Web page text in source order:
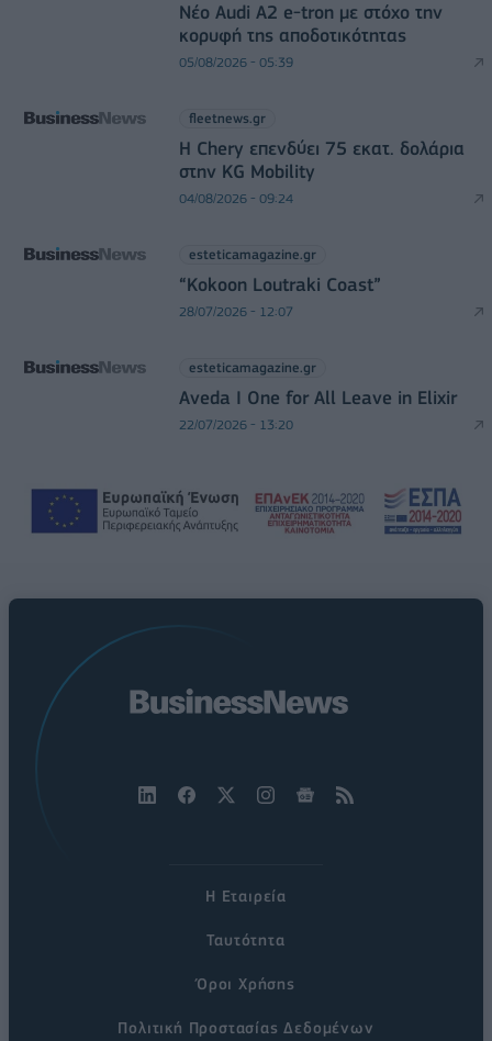
Νέο Audi A2 e-tron με στόχο την
κορυφή της αποδοτικότητας
05/08/2026 - 05:39
fleetnews.gr
Η Chery επενδύει 75 εκατ. δολάρια
στην KG Mobility
04/08/2026 - 09:24
esteticamagazine.gr
“Kokoon Loutraki Coast”
28/07/2026 - 12:07
esteticamagazine.gr
Aveda I One for All Leave in Elixir
22/07/2026 - 13:20
Η Εταιρεία
Ταυτότητα
Όροι Χρήσης
Πολιτική Προστασίας Δεδομένων